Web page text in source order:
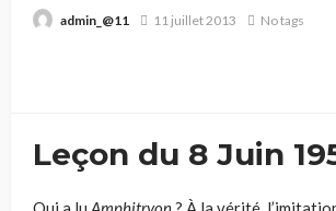
admin_@11 11 juillet 2013 No tags
Leçon du 8 Juin